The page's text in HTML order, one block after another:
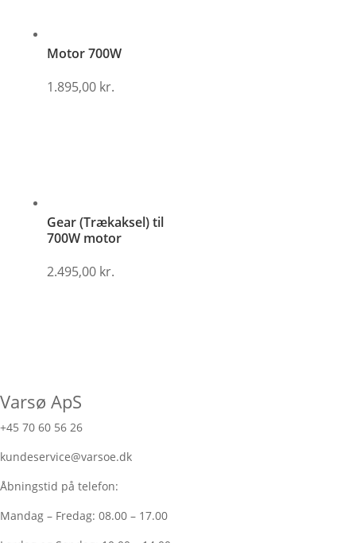
Motor 700W
1.895,00 kr.
Gear (Trækaksel) til
700W motor
2.495,00 kr.
Varsø ApS
+45 70 60 56 26
kundeservice@varsoe.dk
Åbningstid på telefon:
Mandag – Fredag: 08.00 – 17.00